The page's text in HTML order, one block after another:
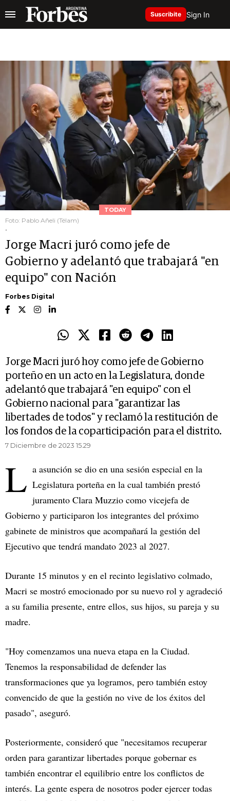
Suscribite Sign In
TODAY
Foto: Pablo Añeli (Télam)
.
Jorge Macri juró como jefe de
Gobierno y adelantó que trabajará "en
equipo" con Nación
Forbes Digital
Jorge Macri juró hoy como jefe de Gobierno
porteño en un acto en la Legislatura, donde
adelantó que trabajará "en equipo" con el
Gobierno nacional para "garantizar las
libertades de todos" y reclamó la restitución de
los fondos de la coparticipación para el distrito.
7 Diciembre de 2023 15.29
L a asunción se dio en una sesión especial en la
Legislatura porteña en la cual también prestó
juramento Clara Muzzio como vicejefa de
Gobierno y participaron los integrantes del próximo
gabinete de ministros que acompañará la gestión del
Ejecutivo que tendrá mandato 2023 al 2027.
Durante 15 minutos y en el recinto legislativo colmado,
Macri se mostró emocionado por su nuevo rol y agradeció
a su familia presente, entre ellos, sus hijos, su pareja y su
madre.
"Hoy comenzamos una nueva etapa en la Ciudad.
Tenemos la responsabilidad de defender las
transformaciones que ya logramos, pero también estoy
convencido de que la gestión no vive de los éxitos del
pasado", aseguró.
Posteriormente, consideró que "necesitamos recuperar
orden para garantizar libertades porque gobernar es
también encontrar el equilibrio entre los conflictos de
interés. La gente espera de nosotros poder ejercer todas